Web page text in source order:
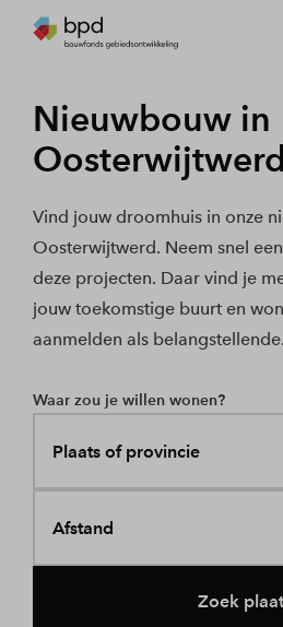
Nieuwbouw in
Oosterwijtwerd
Vind jouw droomhuis in onze
Oosterwijtwerd. Neem snel
deze projecten. Daar vind je
jouw toekomstige buurt en
aanmelden als belangstellende.
Waar zou je willen wonen?
Plaats of provincie
Afstand
Zoek